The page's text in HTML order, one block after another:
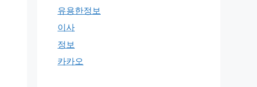
유용한정보
이사
정보
카카오